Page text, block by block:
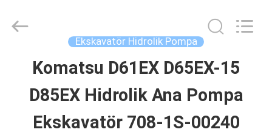
ÜRÜNLER
Machinery
Ekskavatör Hidrolik Pompa
Komatsu D61EX D65EX-15
D85EX Hidrolik Ana Pompa
Ekskavatör 708-1S-00240